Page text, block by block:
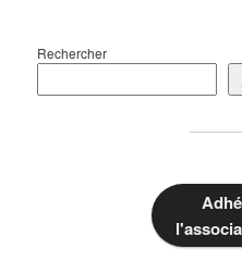
Rechercher